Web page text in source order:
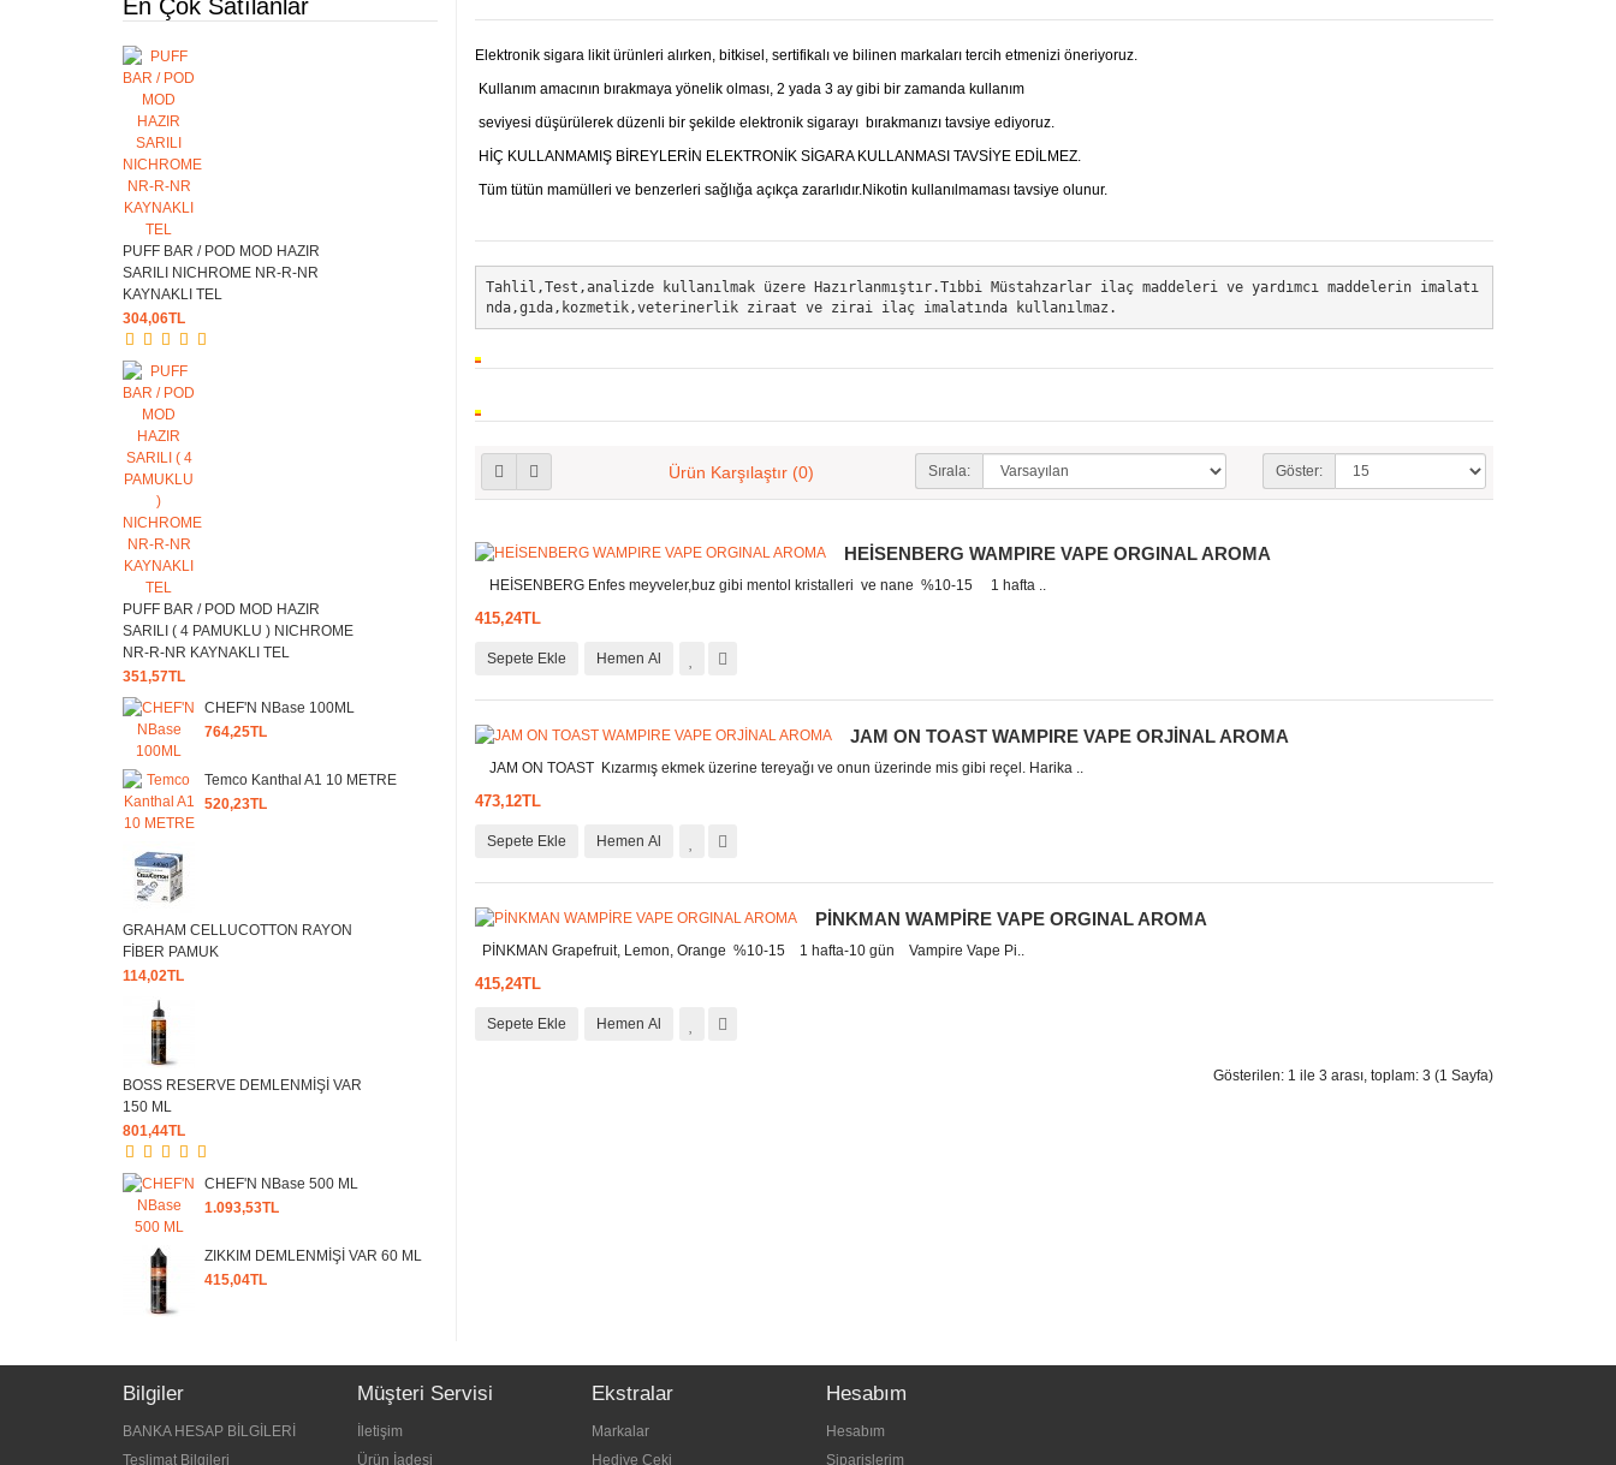
En Çok Satılanlar
PUFF BAR / POD MOD HAZIR
SARILI NICHROME NR-R-NR
KAYNAKLI TEL
304,06TL
PUFF BAR / POD MOD HAZIR
SARILI ( 4 PAMUKLU ) NICHROME
NR-R-NR KAYNAKLI TEL
351,57TL
CHEF'N NBase 100ML
764,25TL
Temco Kanthal A1 10 METRE
520,23TL
GRAHAM CELLUCOTTON RAYON
FİBER PAMUK
114,02TL
BOSS RESERVE DEMLENMİŞİ VAR
150 ML
801,44TL
CHEF'N NBase 500 ML
1.093,53TL
ZIKKIM DEMLENMİŞİ VAR 60 ML
415,04TL
Elektronik sigara likit ürünleri alırken, bitkisel, sertifikalı ve bilinen markaları tercih etmenizi öneriyoruz.
Kullanım amacının bırakmaya yönelik olması, 2 yada 3 ay gibi bir zamanda kullanım
seviyesi düşürülerek düzenli bir şekilde elektronik sigarayı bırakmanızı tavsiye ediyoruz.
HİÇ KULLANMAMIŞ BİREYLERİN ELEKTRONİK SİGARA KULLANMASI TAVSİYE EDİLMEZ.
Tüm tütün mamülleri ve benzerleri sağlığa açıkça zararlıdır.Nikotin kullanılmaması tavsiye olunur.
Tahlil,Test,analizde kullanılmak üzere Hazırlanmıştır.Tıbbi Müstahzarlar ilaç maddeleri ve yardımcı maddelerin imalatı
nda,gıda,kozmetik,veterinerlik ziraat ve zirai ilaç imalatında kullanılmaz.
Ürün Karşılaştır (0) Sırala: Göster:
HEİSENBERG WAMPIRE VAPE ORGINAL AROMA
HEİSENBERG Enfes meyveler,buz gibi mentol kristalleri ve nane %10-15 1 hafta ..
415,24TL
Sepete Ekle Hemen Al
JAM ON TOAST WAMPIRE VAPE ORJİNAL AROMA
JAM ON TOAST Kızarmış ekmek üzerine tereyağı ve onun üzerinde mis gibi reçel. Harika ..
473,12TL
Sepete Ekle Hemen Al
PİNKMAN WAMPİRE VAPE ORGINAL AROMA
PİNKMAN Grapefruit, Lemon, Orange %10-15 1 hafta-10 gün Vampire Vape Pi..
415,24TL
Sepete Ekle Hemen Al
Gösterilen: 1 ile 3 arası, toplam: 3 (1 Sayfa)
Bilgiler
BANKA HESAP BİLGİLERİ
Teslimat Bilgileri
Müşteri Servisi
İletişim
Ürün İadesi
Ekstralar
Markalar
Hediye Çeki
Hesabım
Hesabım
Siparişlerim